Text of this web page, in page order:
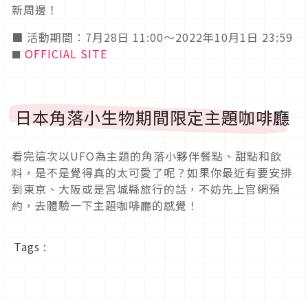
圖片來源
廳，最期待的就是滿滿的可愛周邊，這次的「すみっコ
ぐらしカフェ ～ふしぎなおともだち～」也推出了近十
種不同的周邊，包含了吊飾、收納袋、杯子、餐具等
等，每種都超萌，實在很難不下手啊！
除了實體的期間限定咖啡廳與周邊販售之外，官方也有
開設期間限定的線上商店，讓大家可以買到這次推出的
新周邊！
■ 活動期間：7月28日 11:00〜2022年10月1日 23:59
OFFICIAL SITE